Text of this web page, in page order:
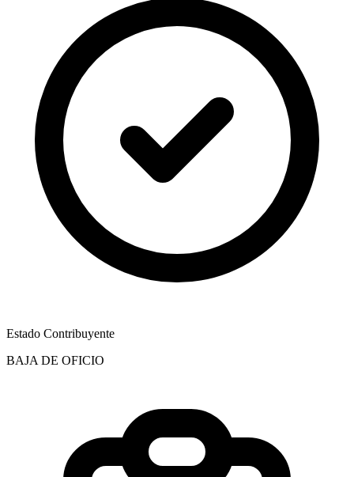
Estado Contribuyente
BAJA DE OFICIO